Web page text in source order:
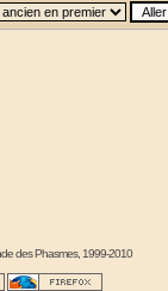
des Phasmes, 1999-2010